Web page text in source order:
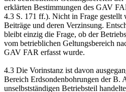
erklärten Bestimmungen des GAV
4.3 S. 171 ff.). Nicht in Frage gestellt
Beiträge und deren Verzinsung.
bleibt einzig die Frage, ob der
vom betrieblichen Geltungsbereich
GAV FAR erfasst wurde.
4.3 Die Vorinstanz ist davon
Bereich Erdsondenbohrungen der B.
unselbstständigen Betriebsteil